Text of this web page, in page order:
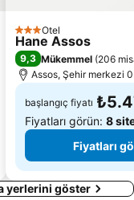
3 YıldızOtel
Hane Assos
9,3 Mükemmel (206
Assos, Şehir merkezi
başlangıç fiyatı
Fiyatları görün: 8
Fiyatları
yerlerini göster